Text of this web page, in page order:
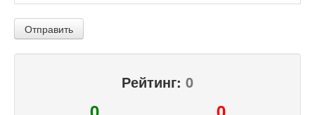
Отправить
Рейтинг: 0